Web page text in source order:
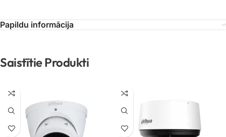
Papildu informācija
Saistītie Produkti